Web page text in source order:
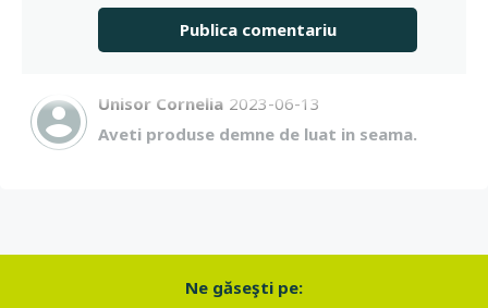
Unisor Cornelia 2023-06-13
Aveti produse demne de luat in seama.
Ne găseşti pe: